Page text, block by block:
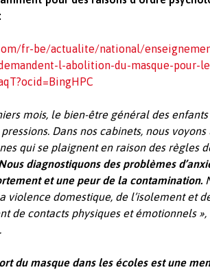
fr-be/actualite/national/
l-abolition-du-masque-pour-
le bien-être général des enfants
Dans nos cabinets, nous
qui se plaignent en raison des règles
diagnostiquons des problèmes
et une peur de la contamination.
violence domestique, de l’isolement et
de contacts physiques et émotionnels
du masque dans les écoles est une